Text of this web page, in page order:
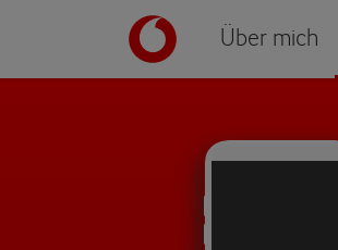
Über mich